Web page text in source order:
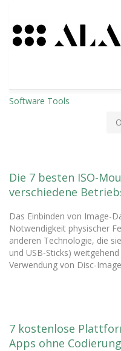
Software Tools
Die 7 besten ISO-
verschiedene
Das Einbinden von Image-
Notwendigkeit physischer
anderen Technologie, die
und USB-Sticks)
Verwendung von Disc-
7 kostenlose
Apps ohne Codierung